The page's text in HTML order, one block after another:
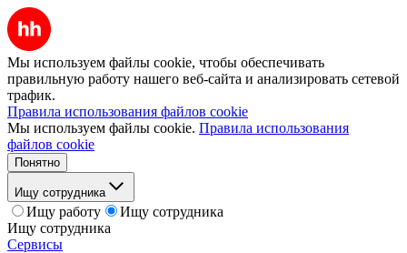
Мы используем файлы cookie, чтобы обеспечивать
правильную работу нашего веб-сайта и анализировать сетевой
трафик.
Правила использования файлов cookie
Мы используем файлы cookie. Правила использования
файлов cookie
Понятно
Ищу сотрудника
Ищу работу
Ищу сотрудника
Ищу сотрудника
Сервисы